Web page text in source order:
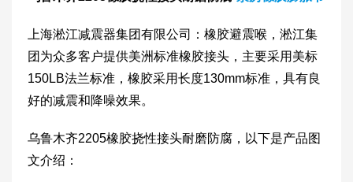
上海淞江减震器集团有限公司：橡胶避震喉，淞江集
团为众多客户提供美洲标准橡胶接头，主要采用美标
150LB法兰标准，橡胶采用长度130mm标准，具有良
好的减震和降噪效果。
乌鲁木齐2205橡胶挠性接头耐磨防腐，以下是产品图
文介绍：